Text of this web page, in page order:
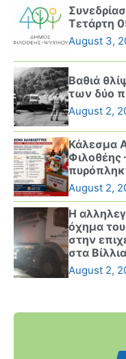
Τετάρτη
August 3,
Βαθιά
των δύο
August 2,
Κάλεσμα
Φιλοθέης
August 2,
Η
όχημα
στην
στα Βίλλια
August 2,